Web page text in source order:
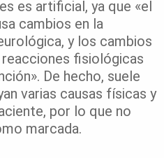
es artificial, ya que «el
cambios en la
y los cambios
fisiológicas
De hecho, suele
varias causas físicas y
por lo que no
marcada.